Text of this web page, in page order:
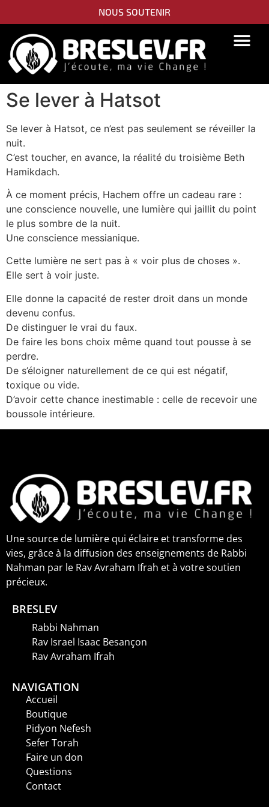
NOUS SOUTENIR
Se lever à Hatsot
Se lever à Hatsot, ce n’est pas seulement se réveiller la
nuit.
C’est toucher, en avance, la réalité du troisième Beth
Hamikdach.
À ce moment précis, Hachem offre un cadeau rare :
une conscience nouvelle, une lumière qui jaillit du point
le plus sombre de la nuit.
Une conscience messianique.
Cette lumière ne sert pas à « voir plus de choses ».
Elle sert à voir juste.
Elle donne la capacité de rester droit dans un monde
devenu confus.
De distinguer le vrai du faux.
De faire les bons choix même quand tout pousse à se
perdre.
De s’éloigner naturellement de ce qui est négatif,
toxique ou vide.
D’avoir cette chance inestimable : celle de recevoir une
boussole intérieure.
Une source de lumière qui éclaire et transforme des
vies, grâce à la diffusion des enseignements de Rabbi
Nahman par le Rav Avraham Ifrah et à votre soutien
précieux.
BRESLEV
Rabbi Nahman
Rav Israel Isaac Besançon
Rav Avraham Ifrah
NAVIGATION
Accueil
Boutique
Pidyon Nefesh
Sefer Torah
Faire un don
Questions
Contact